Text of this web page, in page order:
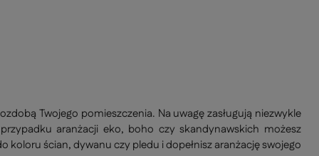
Twojego pomieszczenia. Na uwagę zasługują niezwykle
aranżacji eko, boho czy skandynawskich możesz
koloru ścian, dywanu czy pledu i dopełnisz aranżację swojego